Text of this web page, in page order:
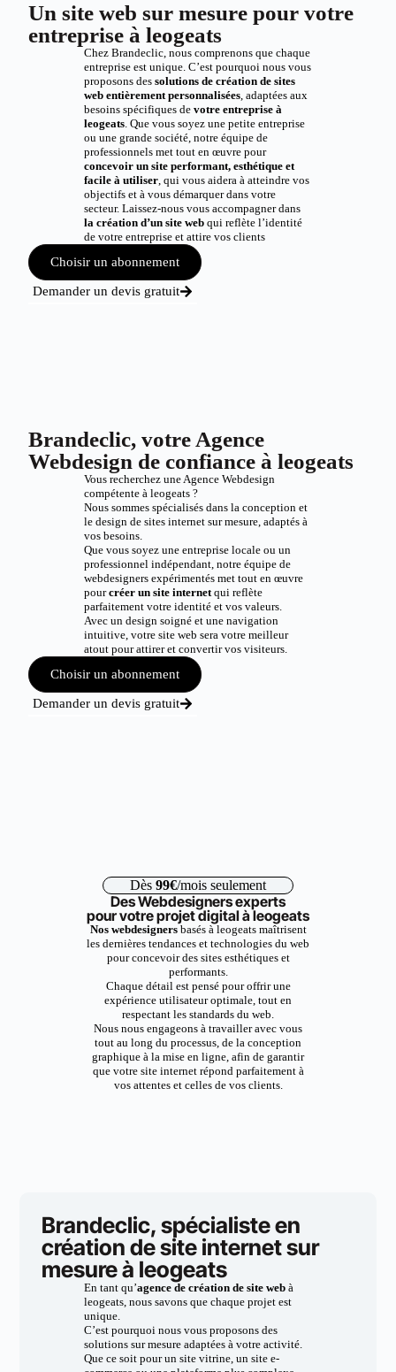
Un site web sur mesure pour votre
entreprise à leogeats
Chez Brandeclic, nous comprenons que chaque
entreprise est unique. C’est pourquoi nous vous
proposons des solutions de création de sites
web entièrement personnalisées, adaptées aux
besoins spécifiques de votre entreprise à
leogeats. Que vous soyez une petite entreprise
ou une grande société, notre équipe de
professionnels met tout en œuvre pour
concevoir un site performant, esthétique et
facile à utiliser, qui vous aidera à atteindre vos
objectifs et à vous démarquer dans votre
secteur. Laissez-nous vous accompagner dans
la création d’un site webqui reflète l’identité
de votre entreprise et attire vos clients
Choisir un abonnement
Demander un devis gratuit
Brandeclic, votre Agence
Webdesign de confiance à leogeats
Vous recherchez une Agence Webdesign
compétente à leogeats ?
Nous sommes spécialisés dans la conception et
le design de sites internet sur mesure, adaptés à
vos besoins.
Que vous soyez une entreprise locale ou un
professionnel indépendant, notre équipe de
webdesigners expérimentés met tout en œuvre
pourcréer un site internetqui reflète
parfaitement votre identité et vos valeurs.
Avec un design soigné et une navigation
intuitive, votre site web sera votre meilleur
atout pour attirer et convertir vos visiteurs.
Choisir un abonnement
Demander un devis gratuit
Dès 99€/mois seulement
Des Webdesigners experts
pour votre projet digital à leogeats
Nos webdesignersbasés à leogeats maîtrisent
les dernières tendances et technologies du web
pour concevoir des sites esthétiques et
performants.
Chaque détail est pensé pour offrir une
expérience utilisateur optimale, tout en
respectant les standards du web.
Nous nous engageons à travailler avec vous
tout au long du processus, de la conception
graphique à la mise en ligne, afin de garantir
que votre site internet répond parfaitement à
vos attentes et celles de vos clients.
Brandeclic, spécialiste en
création de site internet sur
mesure à leogeats
En tant qu’agence de création de site webà
leogeats, nous savons que chaque projet est
unique.
C’est pourquoi nous vous proposons des
solutions sur mesure adaptées à votre activité.
Que ce soit pour un site vitrine, un site e-